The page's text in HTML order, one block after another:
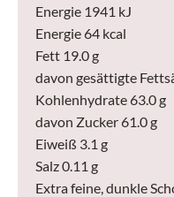
Energie 1941 kJ
Energie 64 kcal
Fett 19.0 g
davon gesättigte
Kohlenhydrate 63.0 g
davon Zucker 61.0 g
Eiweiß 3.1 g
Salz 0.11 g
Extra feine, dunkle